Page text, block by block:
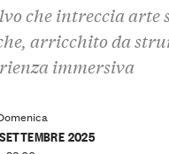
che intreccia arte
arricchito da
immersiva
2025